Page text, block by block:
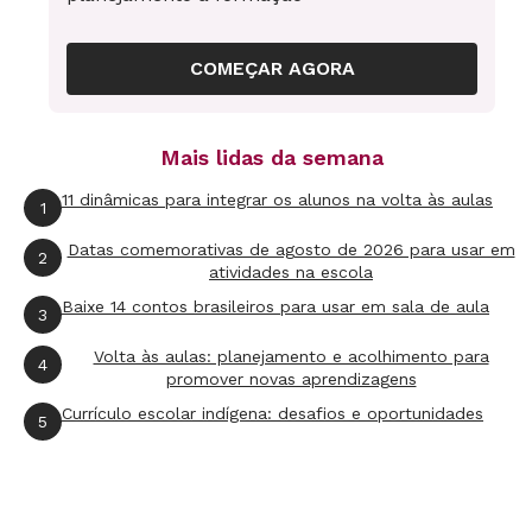
as transformações necessárias à Educação do
nosso século.
Quais são as potencialidades da utilização de
Ainda estou experimentando o uso do YouTube e de
outras plataformas na Educação, mas vejo que há
muitas possibilidades interessantes. Já emprego os
vídeos nas minhas aulas no mestrado em
Comunicação, por exemplo. Eles
assistem previamente a um conjunto de aulas
teóricas nos vídeos e aproveitamos o tempo de sala
COMEÇAR AGORA
Mais lidas da semana
1 11 dinâmicas para integrar os alunos na volta às aulas
2
Datas comemorativas de agosto de 2026 para usar em
atividades na escola
3 Baixe 14 contos brasileiros para usar em sala de aula
4
Volta às aulas: planejamento e acolhimento para
promover novas aprendizagens
5 Currículo escolar indígena: desafios e oportunidades